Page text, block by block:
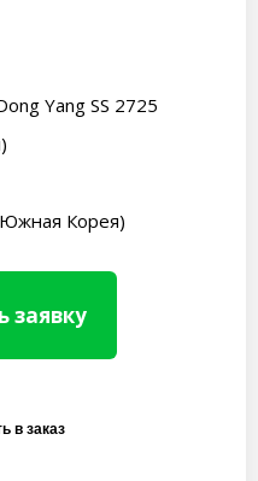
Yang SS 2725
Корея)
заявку